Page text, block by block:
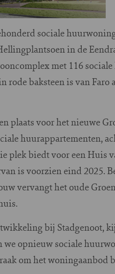
sociale
in de
met 116
rode baksteen is van
plaats voor het nieuwe
huurappartementen,
plek biedt voor een Huis
is voorzien eind 2025.
vervangt het oude
bij Stadgenoot,
we opnieuw sociale
om het woningaanbod